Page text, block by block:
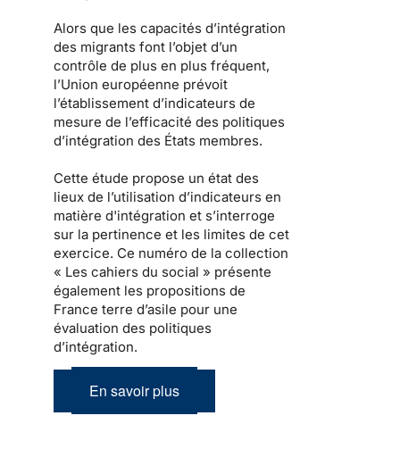
Alors que les capacités d’intégration
des migrants font l’objet d’un
contrôle de plus en plus fréquent,
l’Union européenne prévoit
l’établissement d’indicateurs de
mesure de l’efficacité des politiques
d’intégration des États membres.
Cette étude propose un état des
lieux de l’utilisation d’indicateurs en
matière d'intégration et s’interroge
sur la pertinence et les limites de cet
exercice. Ce numéro de la collection
« Les cahiers du social » présente
également les propositions de
France terre d’asile pour une
évaluation des politiques
d’intégration.
En savoir plus